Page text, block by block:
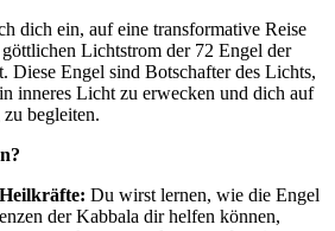
dich ein, auf eine transformative Reise
Lichtstrom der 72 Engel der
Diese Engel sind Botschafter des Lichts,
inneres Licht zu erwecken und dich auf
begleiten.
Du wirst lernen, wie die Engel
der Kabbala dir helfen können,